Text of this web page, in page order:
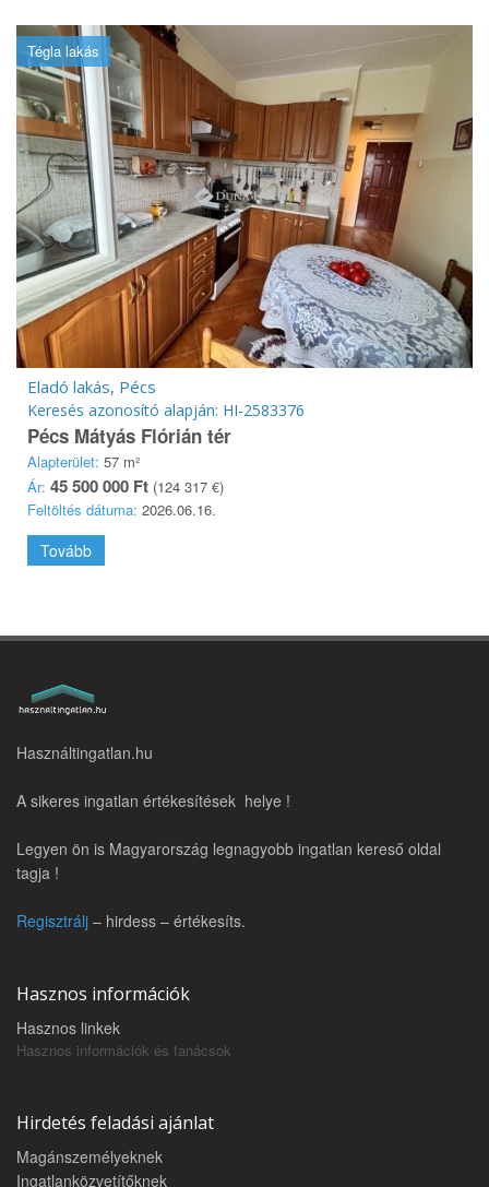
Tégla lakás
Eladó lakás, Pécs
Keresés azonosító alapján: HI-2583376
Pécs Mátyás Flórián tér
Alapterület: 57 m²
Ár: 45 500 000 Ft (124 317 €)
Feltöltés dátuma: 2026.06.16.
Tovább
Használtingatlan.hu
A sikeres ingatlan értékesítések helye !
Legyen ön is Magyarország legnagyobb ingatlan kereső oldal
tagja !
Regisztrálj – hirdess – értékesíts.
Hasznos információk
Hasznos linkek
Hasznos információk és tanácsok
Hirdetés feladási ajánlat
Magánszemélyeknek
Ingatlanközvetítőknek